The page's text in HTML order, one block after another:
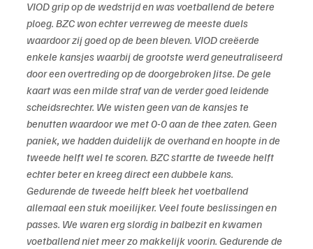
VIOD grip op de wedstrijd en was voetballend de betere
ploeg. BZC won echter verreweg de meeste duels
waardoor zij goed op de been bleven. VIOD creëerde
enkele kansjes waarbij de grootste werd geneutraliseerd
door een overtreding op de doorgebroken Jitse. De gele
kaart was een milde straf van de verder goed leidende
scheidsrechter. We wisten geen van de kansjes te
benutten waardoor we met 0-0 aan de thee zaten. Geen
paniek, we hadden duidelijk de overhand en hoopte in de
tweede helft wel te scoren. BZC startte de tweede helft
echter beter en kreeg direct een dubbele kans.
Gedurende de tweede helft bleek het voetballend
allemaal een stuk moeilijker. Veel foute beslissingen en
passes. We waren erg slordig in balbezit en kwamen
voetballend niet meer zo makkelijk voorin. Gedurende de